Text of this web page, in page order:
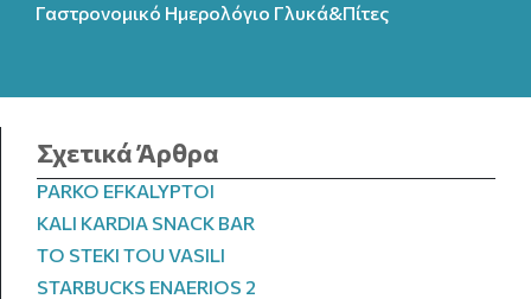
Γαστρονομικό Ημερολόγιo Γλυκά&Πίτες
Σχετικά Άρθρα
PARKO EFKALYPTOI
KALI KARDIA SNACK BAR
TO STEKI TOU VASILI
STARBUCKS ENAERIOS 2